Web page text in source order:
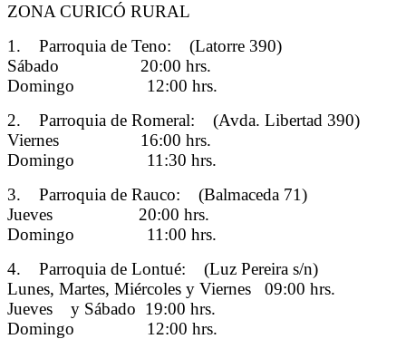
ZONA CURICÓ RURAL
1. Parroquia de Teno: (Latorre 390)
Sábado 20:00 hrs.
Domingo 12:00 hrs.
2. Parroquia de Romeral: (Avda. Libertad 390)
Viernes 16:00 hrs.
Domingo 11:30 hrs.
3. Parroquia de Rauco: (Balmaceda 71)
Jueves 20:00 hrs.
Domingo 11:00 hrs.
4. Parroquia de Lontué: (Luz Pereira s/n)
Lunes, Martes, Miércoles y Viernes 09:00 hrs.
Jueves y Sábado 19:00 hrs.
Domingo 12:00 hrs.